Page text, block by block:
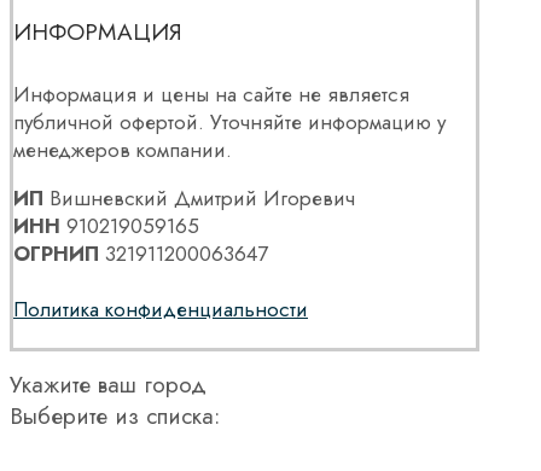
ИНФОРМАЦИЯ
Информация и цены на сайте не является
публичной офертой. Уточняйте информацию у
менеджеров компании.
ИП Вишневский Дмитрий Игоревич
ИНН 910219059165
ОГРНИП 321911200063647
Политика конфиденциальности
Укажите ваш город
Выберите из списка: